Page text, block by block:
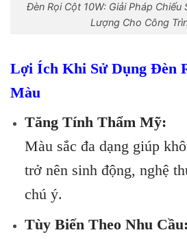
Đèn Rọi Cột 10W: Giải Pháp Chiếu
Lượng Cho Công
Lợi Ích Khi Sử Dụng Đèn
Màu
Tăng Tính Thẩm Mỹ:
Màu sắc đa dạng giúp
trở nên sinh động, nghệ
chú ý.
Tùy Biến Theo Nhu Cầu: